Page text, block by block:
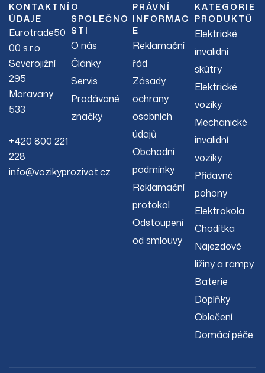
KONTAKTNÍ
ÚDAJE
Eurotrade50
00 s.r.o.
Severojižní
295
Moravany
533
+420 800 221
228
info@vozikyprozivot.cz
O
SPOLEČNO
STI
O nás
Články
Servis
Prodávané
značky
PRÁVNÍ
INFORMAC
E
Reklamační
řád
Zásady
ochrany
osobních
údajů
Obchodní
podmínky
Reklamační
protokol
Odstoupení
od smlouvy
KATEGORIE
PRODUKTŮ
Elektrické
invalidní
skútry
Elektrické
vozíky
Mechanické
invalidní
vozíky
Přídavné
pohony
Elektrokola
Chodítka
Nájezdové
ližiny a rampy
Baterie
Doplňky
Oblečení
Domácí péče